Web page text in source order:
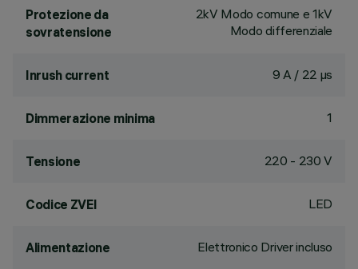
Protezione da
sovratensione
2kV Modo comune e 1kV
Modo differenziale
Inrush current 9 A / 22 µs
Dimmerazione minima 1
Tensione 220 - 230 V
Codice ZVEI LED
Alimentazione Elettronico Driver incluso